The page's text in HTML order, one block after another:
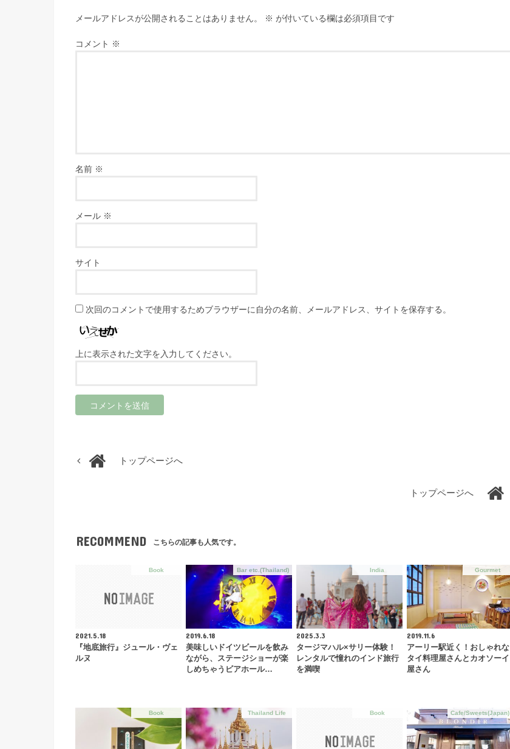
メールアドレスが公開されることはありません。 ※ が付いている欄は必須項目です
コメント ※
名前 ※
メール ※
サイト
次回のコメントで使用するためブラウザーに自分の名前、メールアドレス、サイトを保存する。
上に表示された文字を入力してください。
トップページへ
トップページへ
RECOMMEND こちらの記事も人気です。
Book
2021.5.18
『地底旅行』ジュール・ヴェ
ルヌ
Bar etc.(Thailand)
2019.6.18
美味しいドイツビールを飲み
ながら、ステージショーが楽
しめちゃうビアホール…
India
2025.3.3
タージマハル×サリー体験！
レンタルで憧れのインド旅行
を満喫
Gourmet
2019.11.6
アーリー駅近く！おしゃれな
タイ料理屋さんとカオソーイ
屋さん
Book Thailand Life Book Cafe/Sweets(Japan)